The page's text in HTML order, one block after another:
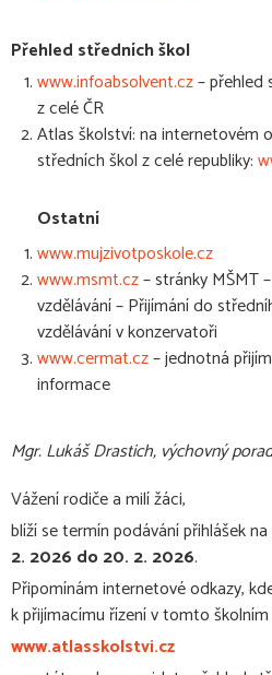
Přehled středních škol
www.infoabsolvent.cz– přehled
z celé ČR
Atlas školství: na internetovém
středních škol z celé republiky:
Ostatní
www.mujzivotposkole.cz
www.msmt.cz– stránky MŠMT
vzdělávání – Přijímání do
vzdělávání v konzervatoři
www.cermat.cz– jednotná
informace
Mgr. Lukáš Drastich, výchovný
Vážení rodiče a milí žáci,
blíží se termín podávání přihlášek
2. 2026 do 20. 2. 2026.
Připomínám internetové odkazy,
k přijímacímu řízení v tomto
www.atlasskolstvi.cz